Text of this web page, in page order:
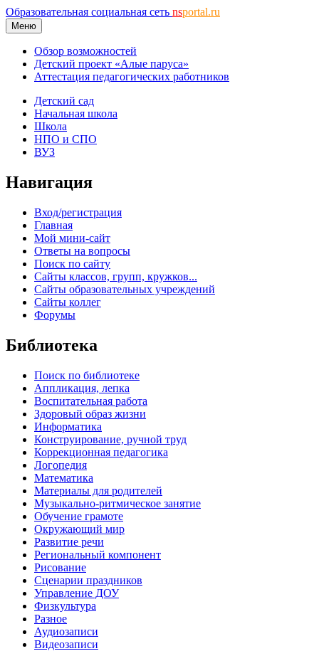
Образовательная социальная сеть nsportal.ru
Меню
Обзор возможностей
Детский проект «Алые паруса»
Аттестация педагогических работников
Детский сад
Начальная школа
Школа
НПО и СПО
ВУЗ
Навигация
Вход/регистрация
Главная
Мой мини-сайт
Ответы на вопросы
Поиск по сайту
Сайты классов, групп, кружков...
Сайты образовательных учреждений
Сайты коллег
Форумы
Библиотека
Поиск по библиотеке
Аппликация, лепка
Воспитательная работа
Здоровый образ жизни
Информатика
Конструирование, ручной труд
Коррекционная педагогика
Логопедия
Математика
Материалы для родителей
Музыкально-ритмическое занятие
Обучение грамоте
Окружающий мир
Развитие речи
Региональный компонент
Рисование
Сценарии праздников
Управление ДОУ
Физкультура
Разное
Аудиозаписи
Видеозаписи